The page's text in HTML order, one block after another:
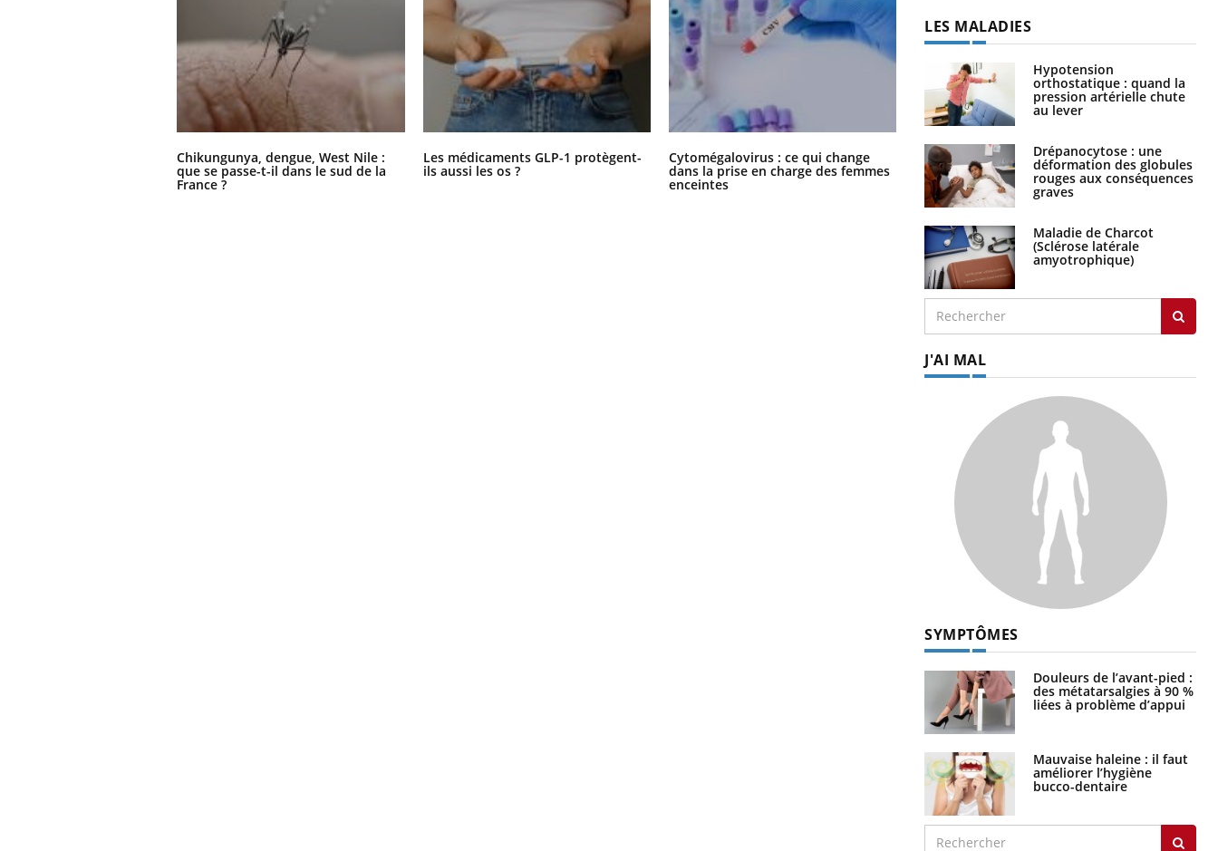
Chikungunya, dengue, West Nile :
que se passe-t-il dans le sud de la
France ?
Les médicaments GLP-1 protègent-
ils aussi les os ?
Cytomégalovirus : ce qui change
dans la prise en charge des femmes
enceintes
La sieste empêche-t-elle de dormir
la nuit ?
LES MALADIES
Hypotension
orthostatique : quand la
pression artérielle chute
au lever
Drépanocytose : une
déformation des globules
rouges aux conséquences
graves
Maladie de Charcot
(Sclérose latérale
amyotrophique)
J'AI MAL
SYMPTÔMES
Douleurs de l’avant-pied :
des métatarsalgies à 90 %
liées à problème d’appui
Mauvaise haleine : il faut
améliorer l’hygiène
bucco-dentaire